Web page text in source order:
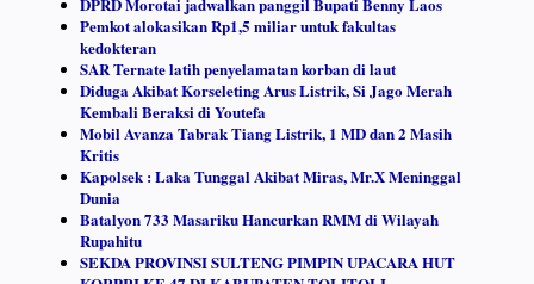
DPRD Morotai jadwalkan panggil Bupati Benny Laos
Pemkot alokasikan Rp1,5 miliar untuk fakultas
kedokteran
SAR Ternate latih penyelamatan korban di laut
Diduga Akibat Korseleting Arus Listrik, Si Jago Merah
Kembali Beraksi di Youtefa
Mobil Avanza Tabrak Tiang Listrik, 1 MD dan 2 Masih
Kritis
Kapolsek : Laka Tunggal Akibat Miras, Mr.X Meninggal
Dunia
Batalyon 733 Masariku Hancurkan RMM di Wilayah
Rupahitu
SEKDA PROVINSI SULTENG PIMPIN UPACARA HUT